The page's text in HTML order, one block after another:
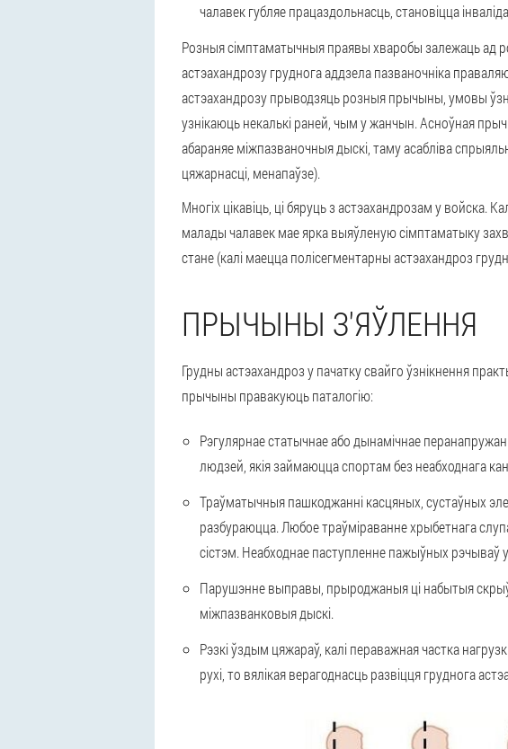
чалавек губляе працаздольнасць, становіцца
Розныя сімптаматычныя праявы хваробы залежаць ад
астэахандрозу груднога аддзела пазваночніка
астэахандрозу прыводзяць розныя прычыны, умовы
узнікаюць некалькі раней, чым у жанчын. Асноўная
абараняе міжпазваночныя дыскі, таму асабліва
цяжарнасці, менапаўзе).
Многіх цікавіць, ці бяруць з астэахандрозам у войска.
малады чалавек мае ярка выяўленую сімптаматыку
стане (калі маецца полісегментарны астэахандроз
ПРЫЧЫНЫ З'ЯЎЛЕННЯ
Грудны астэахандроз у пачатку свайго ўзнікнення
прычыны правакуюць паталогію:
Рэгулярнае статычнае або дынамічнае
людзей, якія займаюцца спортам без неабходнага
Траўматычныя пашкоджанні касцяных, сустаўных
разбураюцца. Любое траўміраванне хрыбетнага
сістэм. Неабходнае паступленне пажыўных рэчываў
Парушэнне выправы, прыроджаныя ці набытыя
міжпазванковыя дыскі.
Рэзкі ўздым цяжараў, калі пераважная частка
рухі, то вялікая верагоднасць развіцця груднога